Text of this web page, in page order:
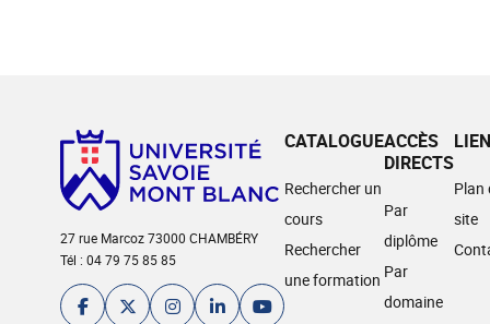
27 rue Marcoz 73000 CHAMBÉRY
Tél : 04 79 75 85 85
CATALOGUE
Rechercher un
cours
Rechercher
une formation
ACCÈS
DIRECTS
Par
diplôme
Par
domaine
Plan
site